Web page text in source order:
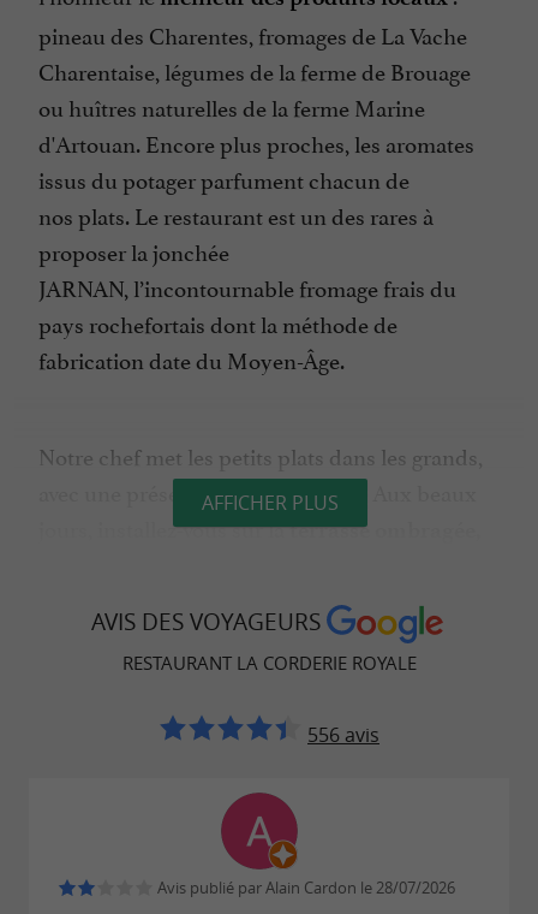
pineau des Charentes, fromages de La Vache
Charentaise, légumes de la ferme de Brouage
ou huîtres naturelles de la ferme Marine
d'Artouan. Encore plus proches, les aromates
issus du potager parfument chacun de
nos plats. Le restaurant est un des rares à
proposer la jonchée
JARNAN, l’incontournable fromage frais du
pays rochefortais dont la méthode de
fabrication date du Moyen-Âge.
Notre chef met les petits plats dans les grands,
avec une présentation minutieuse. Aux beaux
jours, installez-vous sur laterrasse ombragée,
semaine. Quelques chaises parsèment la
pelouse et invitent à s’imprégner encore plus du
calme des lieux. Tout s’anime, avec douceur,
soirée guinguette
Nous proposons les menus suivants :
végétarien, Menu enfant
AFFICHER PLUS
AVIS DES VOYAGEURS
RESTAURANT LA CORDERIE ROYALE
556 avis
Avis publié par Alain Cardon le 28/07/2026